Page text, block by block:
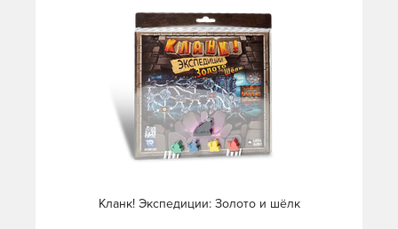
Кланк! Экспедиции: Золото и шёлк